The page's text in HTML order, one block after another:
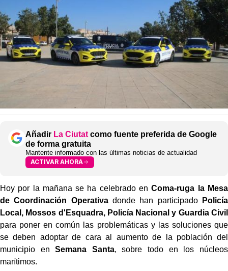
Añadir La Ciutat como fuente preferida de Google
de forma gratuita
Mantente informado con las últimas noticias de actualidad
ACTIVAR AHORA
Hoy por la mañana se ha celebrado enComa-ruga la Mesa
de Coordinación Operativadonde han participado
Policía
Local, Mossos d'Esquadra, Policía Nacional y Guardia Civil
para poner en común las problemáticas y las soluciones que
se deben adoptar de cara al aumento de la población del
municipio enSemana Santa, sobre todo en los núcleos
marítimos.